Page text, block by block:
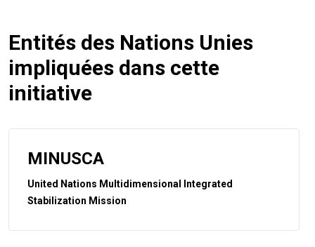
Entités des Nations Unies
impliquées dans cette
initiative
MINUSCA
United Nations Multidimensional Integrated
Stabilization Mission